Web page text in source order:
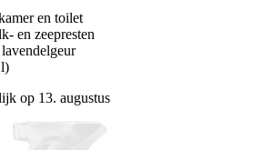
en toilet
en zeepresten
op 13. augustus